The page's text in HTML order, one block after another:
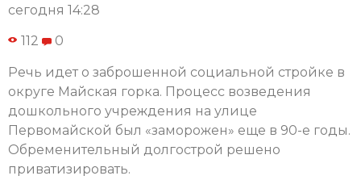
сегодня 14:28
112 0
Речь идет о заброшенной социальной стройке в
округе Майская горка. Процесс возведения
дошкольного учреждения на улице
Первомайской был «заморожен» еще в 90-е годы.
Обременительный долгострой решено
приватизировать.